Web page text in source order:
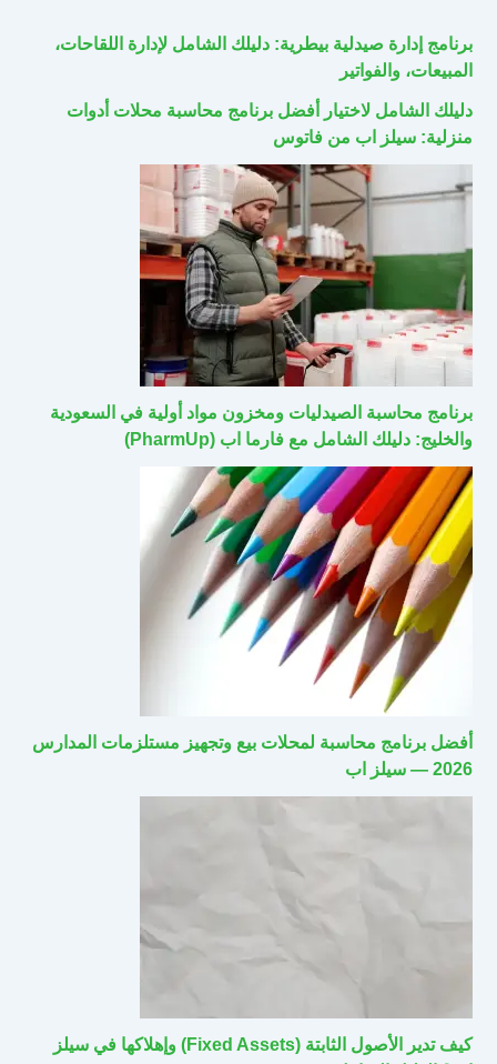
برنامج إدارة صيدلية بيطرية: دليلك الشامل لإدارة اللقاحات،
المبيعات، والفواتير
دليلك الشامل لاختيار أفضل برنامج محاسبة محلات أدوات
منزلية: سيلز اب من فاتوس
برنامج محاسبة الصيدليات ومخزون مواد أولية في السعودية
والخليج: دليلك الشامل مع فارما اب (PharmUp)
أفضل برنامج محاسبة لمحلات بيع وتجهيز مستلزمات المدارس
2026 — سيلز اب
كيف تدير الأصول الثابتة (Fixed Assets) وإهلاكها في سيلز